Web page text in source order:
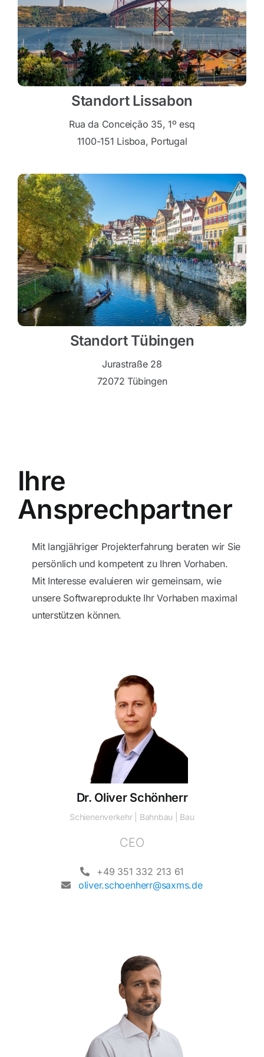
Standort Lissabon
Rua da Conceição 35, 1º esq
1100-151 Lisboa, Portugal
Standort Tübingen
Jurastraße 28
72072 Tübingen
Ihre
Ansprechpartner
Mit langjähriger Projekterfahrung beraten wir Sie
persönlich und kompetent zu Ihren Vorhaben.
Mit Interesse evaluieren wir gemeinsam, wie
unsere Softwareprodukte Ihr Vorhaben maximal
unterstützen können.
Dr. Oliver Schönherr
Schienenverkehr | Bahnbau | Bau
CEO
+49 351 332 213 61
oliver.schoenherr@saxms.de